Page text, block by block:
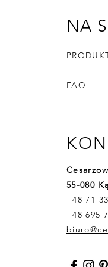
NA
FAQ
55-080
+48 71
+48 695